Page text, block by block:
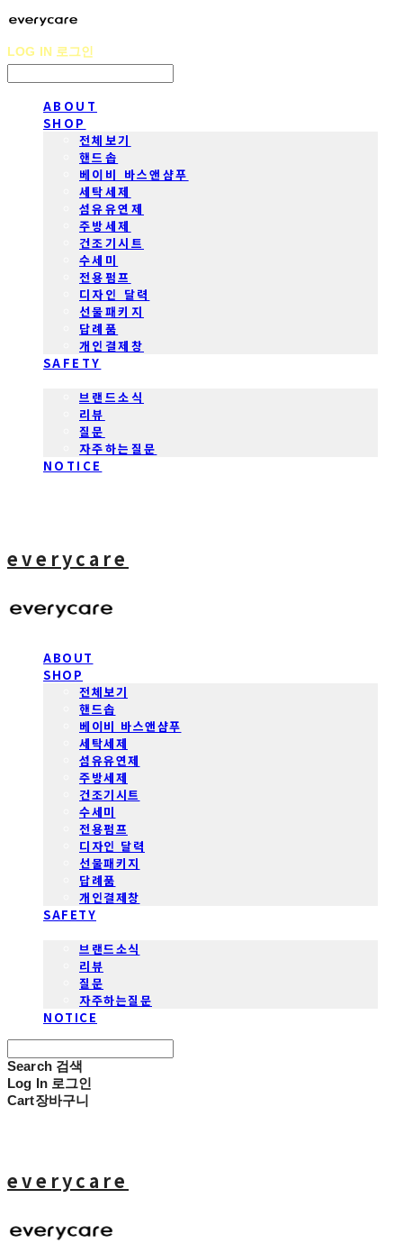
LOG IN 로그인
ABOUT
SHOP
전체보기
핸드솝
베이비 바스앤샴푸
세탁세제
섬유유연제
주방세제
건조기시트
수세미
전용펌프
디자인 달력
선물패키지
답례품
개인결제창
SAFETY
브랜드소식
리뷰
질문
자주하는질문
NOTICE
everycare
ABOUT
SHOP
전체보기
핸드솝
베이비 바스앤샴푸
세탁세제
섬유유연제
주방세제
건조기시트
수세미
전용펌프
디자인 달력
선물패키지
답례품
개인결제창
SAFETY
브랜드소식
리뷰
질문
자주하는질문
NOTICE
Search 검색
Log In 로그인
Cart장바구니
everycare